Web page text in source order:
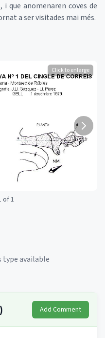
que anomenaren coves de
a ser visitades mai més.
Click to enlarge
of 1
type available
) Add Comment